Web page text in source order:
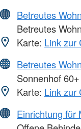
Betreutes
Betreutes
Karte: Link zur
Betreutes
Sonnenhof 60+
Karte: Link zur
Einrichtung für